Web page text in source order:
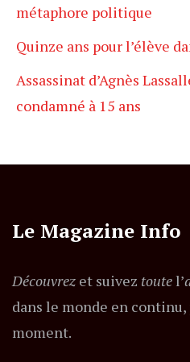
métaphore politique
Quinze ans pour l’élève
Assassinat d’Agnès
condamné à 15 ans
Le Magazine Info
Découvrez et suivez toutel’
dans le monde en
moment.